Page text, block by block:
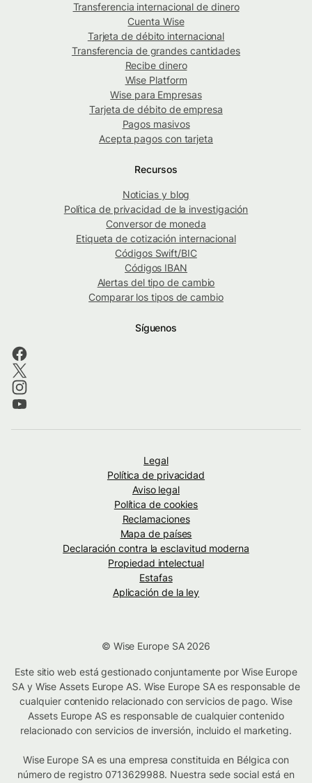
Transferencia internacional de dinero
Cuenta Wise
Tarjeta de débito internacional
Transferencia de grandes cantidades
Recibe dinero
Wise Platform
Wise para Empresas
Tarjeta de débito de empresa
Pagos masivos
Acepta pagos con tarjeta
Recursos
Noticias y blog
Política de privacidad de la investigación
Conversor de moneda
Etiqueta de cotización internacional
Códigos Swift/BIC
Códigos IBAN
Alertas del tipo de cambio
Comparar los tipos de cambio
Síguenos
Legal
Política de privacidad
Aviso legal
Política de cookies
Reclamaciones
Mapa de países
Declaración contra la esclavitud moderna
Propiedad intelectual
Estafas
Aplicación de la ley
© Wise Europe SA 2026
Este sitio web está gestionado conjuntamente por Wise Europe
SA y Wise Assets Europe AS. Wise Europe SA es responsable de
cualquier contenido relacionado con servicios de pago. Wise
Assets Europe AS es responsable de cualquier contenido
relacionado con servicios de inversión, incluido el marketing.
Wise Europe SA es una empresa constituida en Bélgica con
número de registro 0713629988. Nuestra sede social está en